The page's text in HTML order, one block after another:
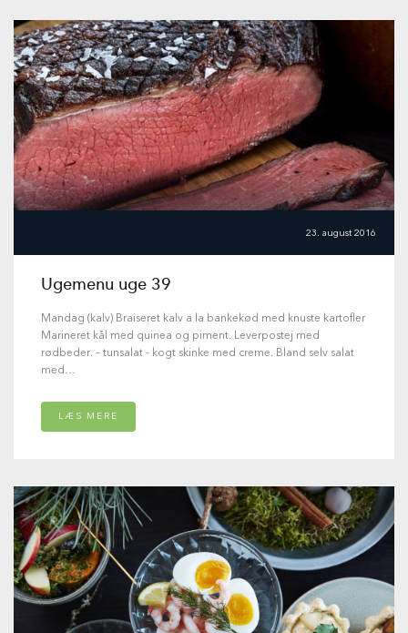
23. august 2016
Ugemenu uge 39
Mandag (kalv) Braiseret kalv a la bankekød med knuste kartofler
Marineret kål med quinea og piment. Leverpostej med
rødbeder. – tunsalat - kogt skinke med creme. Bland selv salat
med…
LÆS MERE